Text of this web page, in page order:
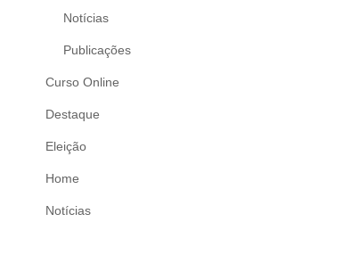
Notícias
Publicações
Curso Online
Destaque
Eleição
Home
Notícias